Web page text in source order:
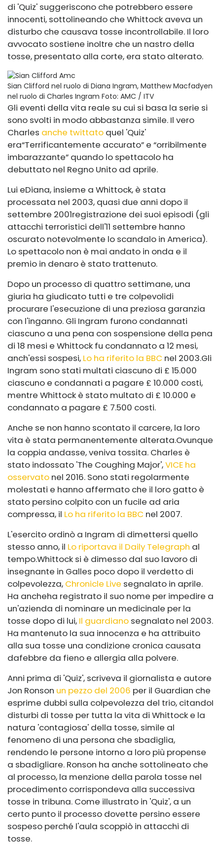
di 'Quiz' suggeriscono che potrebbero essere
innocenti, sottolineando che Whittock aveva un
disturbo che causava tosse incontrollabile. Il loro
avvocato sostiene inoltre che un nastro della
tosse, presentato alla corte, era stato alterato.
Sian Clifford nel ruolo di Diana Ingram, Matthew Macfadyen
nel ruolo di Charles Ingram Foto: AMC / ITV
Gli eventi della vita reale su cui si basa la serie si
sono svolti in modo abbastanza simile. Il vero
Charles anche twittato quel 'Quiz'
era“Terrificantemente accurato” e “orribilmente
imbarazzante” quando lo spettacolo ha
debuttato nel Regno Unito ad aprile.
Lui eDiana, insieme a Whittock, è stata
processata nel 2003, quasi due anni dopo il
settembre 2001registrazione dei suoi episodi (gli
attacchi terroristici dell'11 settembre hanno
oscurato notevolmente lo scandalo in America).
Lo spettacolo non è mai andato in onda e il
premio in denaro è stato trattenuto.
Dopo un processo di quattro settimane, una
giuria ha giudicato tutti e tre colpevolidi
procurare l'esecuzione di una preziosa garanzia
con l'inganno. Gli Ingram furono condannati
ciascuno a una pena con sospensione della pena
di 18 mesi e Whittock fu condannato a 12 mesi,
anch'essi sospesi, Lo ha riferito la BBC nel 2003.Gli
Ingram sono stati multati ciascuno di £ 15.000
ciascuno e condannati a pagare £ 10.000 costi,
mentre Whittock è stato multato di £ 10.000 e
condannato a pagare £ 7.500 costi.
Anche se non hanno scontato il carcere, la loro
vita è stata permanentemente alterata.Ovunque
la coppia andasse, veniva tossita. Charles è
stato indossato 'The Coughing Major',VICE ha
osservato nel 2016. Sono stati regolarmente
molestati e hanno affermato che il loro gatto è
stato persino colpito con un fucile ad aria
compressa, il Lo ha riferito la BBC nel 2007.
L'esercito ordinò a Ingram di dimettersi quello
stesso anno, il Lo riportava il Daily Telegraph al
tempo.Whittock si è dimesso dal suo lavoro di
insegnante in Galles poco dopo il verdetto di
colpevolezza, Chronicle Live segnalato in aprile.
Ha ancheha registrato il suo nome per impedire a
un'azienda di nominare un medicinale per la
tosse dopo di lui, Il guardiano segnalato nel 2003.
Ha mantenuto la sua innocenza e ha attribuito
alla sua tosse una condizione cronica causata
dafebbre da fieno e allergia alla polvere.
Anni prima di 'Quiz', scriveva il giornalista e autore
Jon Ronson un pezzo del 2006 per il Guardian che
esprime dubbi sulla colpevolezza del trio, citandoI
disturbi di tosse per tutta la vita di Whittock e la
natura 'contagiosa' della tosse, simile al
fenomeno di una persona che sbadiglia,
rendendo le persone intorno a loro più propense
a sbadigliare. Ronson ha anche sottolineato che
al processo, la menzione della parola tosse nel
procedimento corrispondeva alla successiva
tosse in tribuna. Come illustrato in 'Quiz', a un
certo punto il processo dovette persino essere
sospeso perché l'aula scoppiò in attacchi di
tosse.